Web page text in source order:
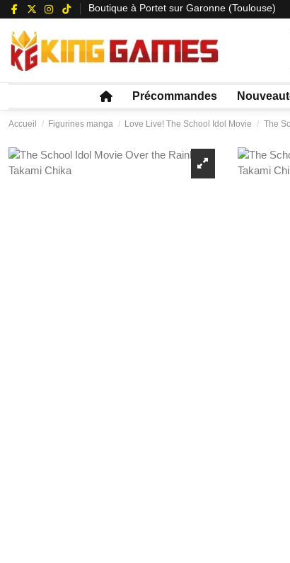
Boutique à Portet sur Garonne (Toulouse)
Précommandes
Accueil Figurines manga Love Live! The School Idol Movie The